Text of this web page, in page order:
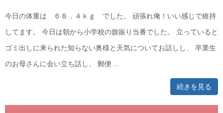
今日の体重は ６８．４ｋｇ でした。 頑張れ俺！いい感じで維持
してます。 今日は朝から小学校の旗振り当番でした。 立っていると
ゴミ出しに来られた知らない奥様と天気についてお話しし、 卒業生
のお母さんに会い立ち話し、 郵便 ...
続きを見る